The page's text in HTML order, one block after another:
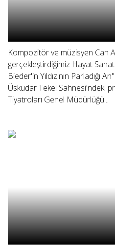
Kompozitör ve müzisyen Can
gerçekleştirdiğimiz Hayat
Bieder'in Yıldızının Parladığı
Üsküdar Tekel Sahnesi'ndeki
Tiyatroları Genel Müdürlüğü...